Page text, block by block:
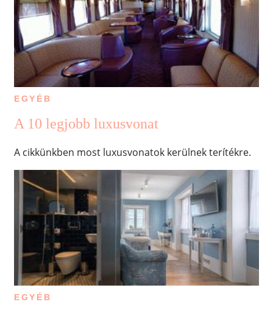
EGYÉB
A 10 legjobb luxusvonat
A cikkünkben most luxusvonatok kerülnek terítékre.
EGYÉB